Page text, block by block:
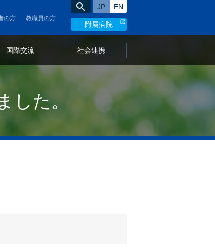
附属病院
search
語
の
切
り
え
日本語サイト
国際交流 社会連携
の方 教職員の方
た。